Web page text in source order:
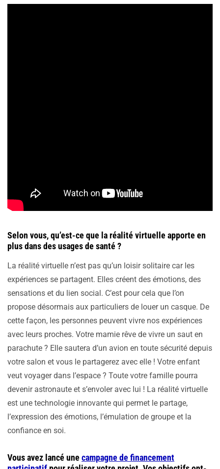
Selon vous, qu’est-ce que la réalité virtuelle apporte en
plus dans des usages de santé ?
La réalité virtuelle n’est pas qu’un loisir solitaire car les
expériences se partagent. Elles créent des émotions, des
sensations et du lien social. C’est pour cela que l’on
propose désormais aux particuliers de louer un casque. De
cette façon, les personnes peuvent vivre nos expériences
avec leurs proches. Votre mamie rêve de vivre un saut en
parachute ? Elle sautera d’un avion en toute sécurité depuis
votre salon et vous le partagerez avec elle ! Votre enfant
veut voyager dans l’espace ? Toute votre famille pourra
devenir astronaute et s’envoler avec lui ! La réalité virtuelle
est une technologie innovante qui permet le partage,
l’expression des émotions, l’émulation de groupe et la
confiance en soi.
Vous avez lancé unecampagne de financement